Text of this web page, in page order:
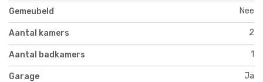
Gemeubeld Nee
Aantal kamers 2
Aantal badkamers 1
Garage Ja